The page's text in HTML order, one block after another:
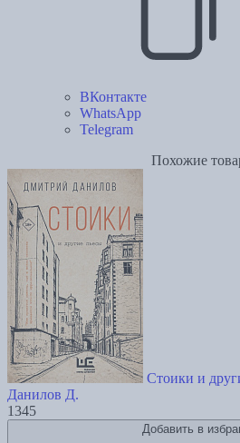
ВКонтакте
WhatsApp
Telegram
Похожие
Стоики и
Данилов Д.
1345
Добавить в